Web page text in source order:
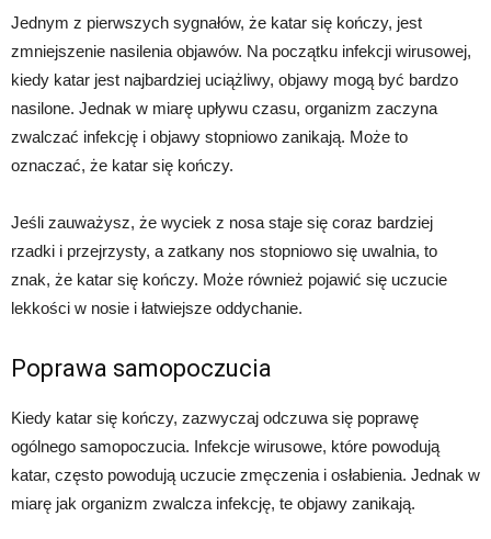
Jednym z pierwszych sygnałów, że katar się kończy, jest
zmniejszenie nasilenia objawów. Na początku infekcji wirusowej,
kiedy katar jest najbardziej uciążliwy, objawy mogą być bardzo
nasilone. Jednak w miarę upływu czasu, organizm zaczyna
zwalczać infekcję i objawy stopniowo zanikają. Może to
oznaczać, że katar się kończy.
Jeśli zauważysz, że wyciek z nosa staje się coraz bardziej
rzadki i przejrzysty, a zatkany nos stopniowo się uwalnia, to
znak, że katar się kończy. Może również pojawić się uczucie
lekkości w nosie i łatwiejsze oddychanie.
Poprawa samopoczucia
Kiedy katar się kończy, zazwyczaj odczuwa się poprawę
ogólnego samopoczucia. Infekcje wirusowe, które powodują
katar, często powodują uczucie zmęczenia i osłabienia. Jednak w
miarę jak organizm zwalcza infekcję, te objawy zanikają.